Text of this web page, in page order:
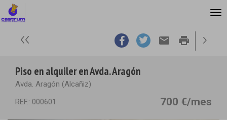
email print
Piso en alquiler en Avda. Aragón
Avda. Aragón (Alcañiz)
REF.: 000601
700 €/mes